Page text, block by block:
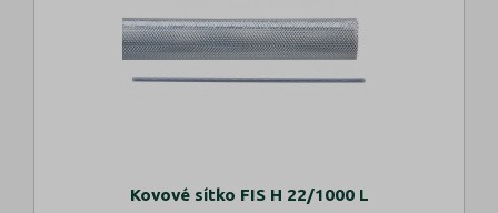
Kovové sítko FIS H 22/1000 L